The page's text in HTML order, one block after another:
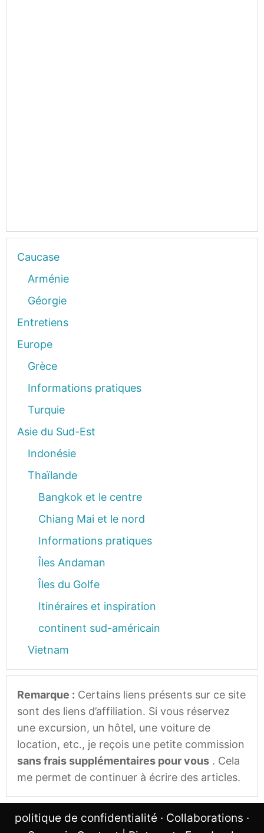
Caucase
Arménie
Géorgie
Entretiens
Europe
Grèce
Informations pratiques
Turquie
Asie du Sud-Est
Indonésie
Thaïlande
Bangkok et le centre
Chiang Mai et le nord
Informations pratiques
Îles Andaman
Îles du Golfe
Itinéraires et inspiration
continent sud-américain
Vietnam
Remarque : Certains liens présents sur ce site
sont des liens d’affiliation. Si vous réservez
une excursion, un hôtel, une voiture de
location, etc., je reçois une petite commission
sans frais supplémentaires pour vous . Cela
me permet de continuer à écrire des articles.
politique de confidentialité · Collaborations ·